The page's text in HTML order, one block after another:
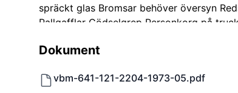
spräckt glas Bromsar behöver översyn
Pallgafflar Gödselgrep Personkorg på
Dokument
vbm-641-121-2204-1973-05.pdf